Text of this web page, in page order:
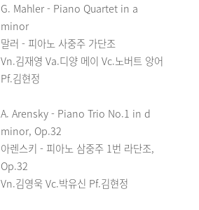
G. Mahler - Piano Quartet in a
minor
말러 - 피아노 사중주 가단조
Vn.김재영 Va.디양 메이 Vc.노버트 앙어
Pf.김현정
A. Arensky - Piano Trio No.1 in d
minor, Op.32
아렌스키 - 피아노 삼중주 1번 라단조,
Op.32
Vn.김영욱 Vc.박유신 Pf.김현정